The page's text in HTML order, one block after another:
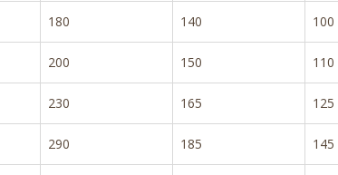
180 140 100
200 150 110
230 165 125
290 185 145